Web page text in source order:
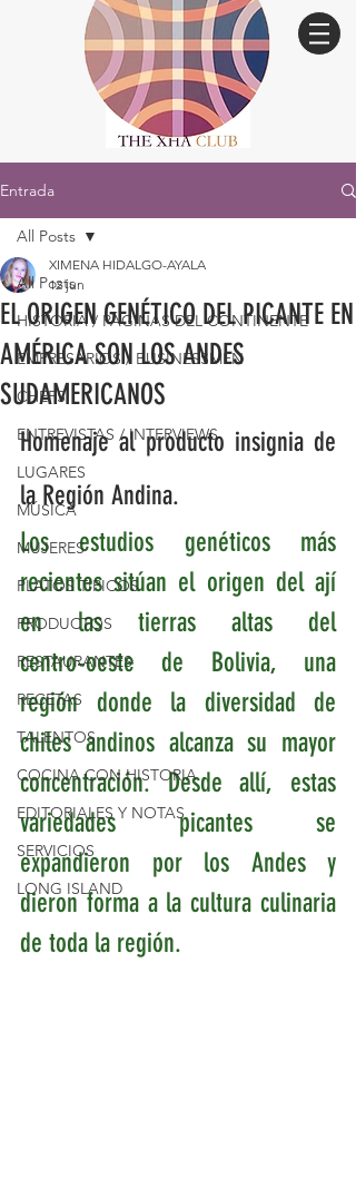
Entrada
All Posts
HISTORIA / PÁGINAS DEL CONTINENTE
EMPRESARIOS / BUSINESSMEN
CHEFS
ENTREVISTAS / INTERVIEWS
LUGARES
MÚSICA
MUJERES
PLATOS TIPICOS
PRODUCTOS
RESTAURANTES
RECETAS
TALENTOS
COCINA CON HISTORIA
EDITORIALES Y NOTAS
SERVICIOS
LONG ISLAND
All Posts
EL ORIGEN GENÉTICO DEL PICANTE EN
AMÉRICA SON LOS ANDES
SUDAMERICANOS
XIMENA HIDALGO-AYALA
12 jun
Homenaje al producto insignia de
la Región Andina.
Los estudios genéticos más
recientes sitúan el origen del ají
en las tierras altas del
centro‑oeste de Bolivia, una
región donde la diversidad de
chiles andinos alcanza su mayor
concentración. Desde allí, estas
variedades picantes se
expandieron por los Andes y
dieron forma a la cultura culinaria
de toda la región.